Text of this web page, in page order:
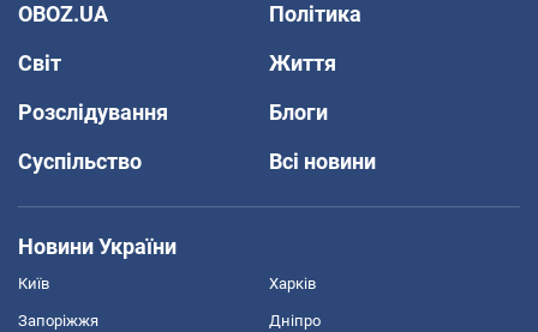
OBOZ.UA
Політика
Світ
Життя
Розслідування
Блоги
Суспільство
Всі новини
Новини України
Київ Харків
Запоріжжя Дніпро